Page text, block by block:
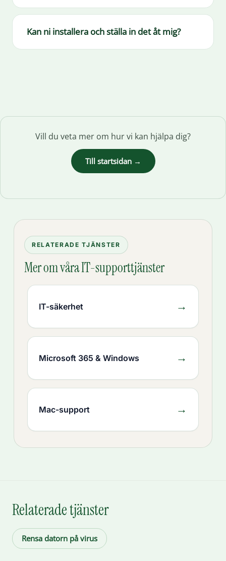
Kan ni installera och ställa in det åt mig?
Vill du veta mer om hur vi kan hjälpa dig?
Till startsidan →
RELATERADE TJÄNSTER
Mer om våra IT-supporttjänster
IT-säkerhet →
Microsoft 365 & Windows →
Mac-support →
Relaterade tjänster
Rensa datorn på virus